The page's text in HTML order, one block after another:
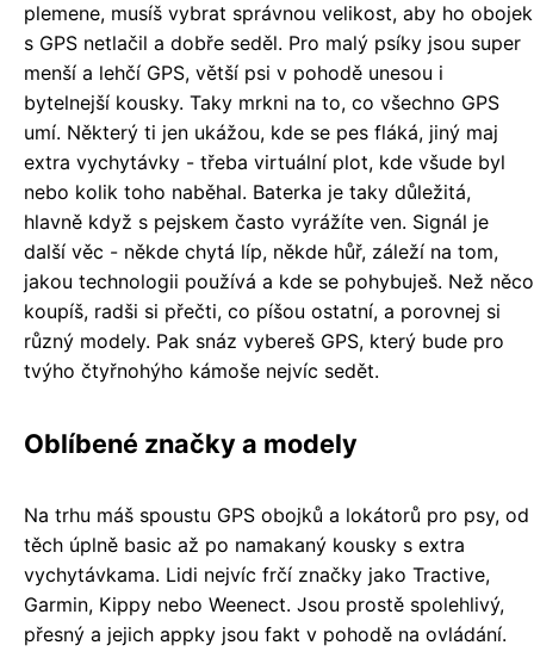
plemene, musíš vybrat správnou velikost, aby ho obojek
s GPS netlačil a dobře seděl. Pro malý psíky jsou super
menší a lehčí GPS, větší psi v pohodě unesou i
bytelnejší kousky. Taky mrkni na to, co všechno GPS
umí. Některý ti jen ukážou, kde se pes fláká, jiný maj
extra vychytávky - třeba virtuální plot, kde všude byl
nebo kolik toho naběhal. Baterka je taky důležitá,
hlavně když s pejskem často vyrážíte ven. Signál je
další věc - někde chytá líp, někde hůř, záleží na tom,
jakou technologii používá a kde se pohybuješ. Než něco
koupíš, radši si přečti, co píšou ostatní, a porovnej si
různý modely. Pak snáz vybereš GPS, který bude pro
tvýho čtyřnohýho kámoše nejvíc sedět.
Oblíbené značky a modely
Na trhu máš spoustu GPS obojků a lokátorů pro psy, od
těch úplně basic až po namakaný kousky s extra
vychytávkama. Lidi nejvíc frčí značky jako Tractive,
Garmin, Kippy nebo Weenect. Jsou prostě spolehlivý,
přesný a jejich appky jsou fakt v pohodě na ovládání.